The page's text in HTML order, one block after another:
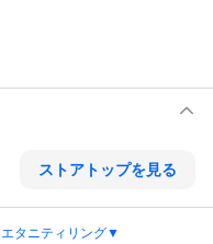
ストアトップを見る
エタニティリング▼